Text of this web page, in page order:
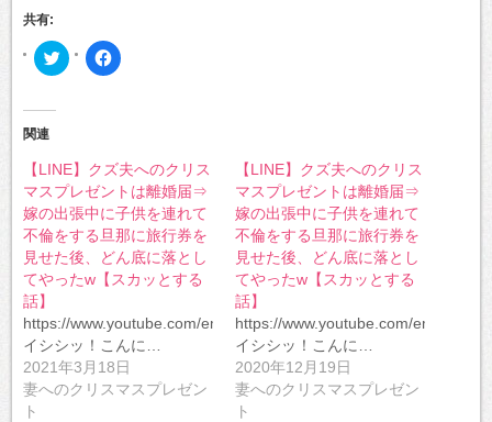
共有:
ク
リ
共
有
(新
し
い
ウ
ィ
ン
ド
ウ
で
き
ま
す)
Facebook
で
ク
リ
ッ
ク
し
て
く
だ
さ
い
(新
い
ウ
ィ
ン
ド
ウ
で
関連
【LINE】クズ夫へのクリス
マスプレゼントは離婚届⇒
嫁の出張中に子供を連れて
不倫をする旦那に旅行券を
見せた後、どん底に落とし
てやったw【スカッとする
話】
https://www.youtube.com/embed/BdMAtHViISI
イシシッ！こんに…
2021年3月18日
妻へのクリスマスプレゼン
ト
【LINE】クズ夫へのクリス
マスプレゼントは離婚届⇒
嫁の出張中に子供を連れて
不倫をする旦那に旅行券を
見せた後、どん底に落とし
てやったw【スカッとする
話】
https://www.youtube.com/embed/
イシシッ！こんに…
2020年12月19日
妻へのクリスマスプレゼン
ト